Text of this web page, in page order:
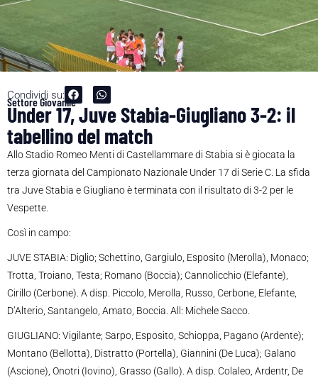
Condividi su:
Settore Giovanile
Under 17, Juve Stabia-Giugliano 3-2: il
tabellino del match
Allo Stadio Romeo Menti di Castellammare di Stabia si è giocata la
terza giornata del Campionato Nazionale Under 17 di Serie C. La sfida
tra Juve Stabia e Giugliano è terminata con il risultato di 3-2 per le
Vespette.
Così in campo:
JUVE STABIA: Diglio; Schettino, Gargiulo, Esposito (Merolla), Monaco;
Trotta, Troiano, Testa; Romano (Boccia); Cannolicchio (Elefante),
Cirillo (Cerbone). A disp. Piccolo, Merolla, Russo, Cerbone, Elefante,
D’Alterio, Santangelo, Amato, Boccia. All: Michele Sacco.
GIUGLIANO: Vigilante; Sarpo, Esposito, Schioppa, Pagano (Ardente);
Montano (Bellotta), Distratto (Portella), Giannini (De Luca); Galano
(Ascione), Onotri (Iovino), Grasso (Gallo). A disp. Colaleo, Ardentr, De